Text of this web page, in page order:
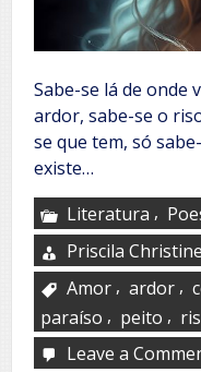
Sabe-se lá de onde
ardor, sabe-se o
se que tem, só
existe…
Literatura ,
Priscila
Amor , ardor ,
paraíso , peito ,
Leave a